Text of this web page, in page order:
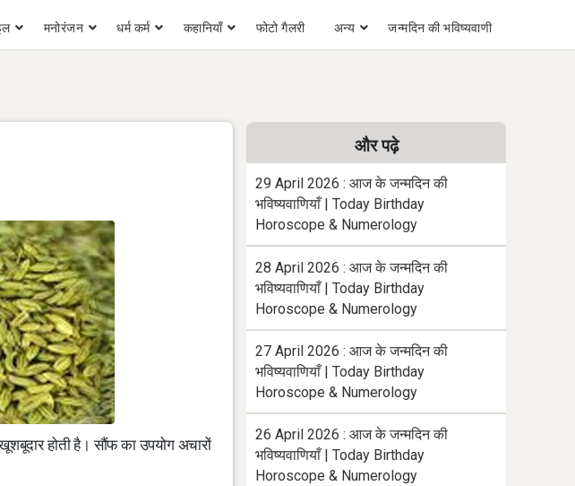
मनोरंजन धर्म कर्म कहानियाँ फोटो गैलरी अन्य जन्मदिन की भविष्यवाणी
होती है। सौंफ का उपयोग अचारों
और पढ़े
29 April 2026 : आज के जन्मदिन की
भविष्यवाणियाँ | Today Birthday
Horoscope & Numerology
28 April 2026 : आज के जन्मदिन की
भविष्यवाणियाँ | Today Birthday
Horoscope & Numerology
27 April 2026 : आज के जन्मदिन की
भविष्यवाणियाँ | Today Birthday
Horoscope & Numerology
26 April 2026 : आज के जन्मदिन की
भविष्यवाणियाँ | Today Birthday
Horoscope & Numerology